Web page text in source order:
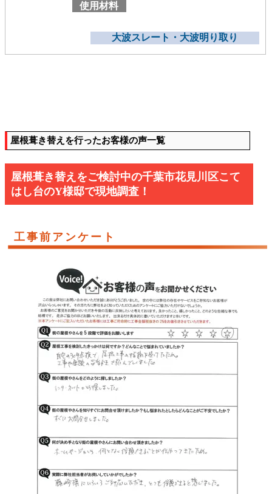
使用材料
大波スレート・大波明り取り
屋根葺き替えを行ったお客様の声一覧
屋根葺き替えをご検討中の千葉市花見川区こて
はし台のY様邸で現地調査！
工事前アンケート